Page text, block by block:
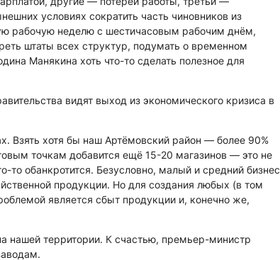
условиях сократить часть чиновников из
рабочую неделю с шестичасовым рабочим днём,
штаты всех структур, подумать о временном
Манякина хоть что-то сделать полезное для
видят выход из экономического кризиса в
Взять хотя бы наш Артёмовский район — более 90%
точкам добавится ещё 15-20 магазинов — это не
то обанкротится. Безусловно, малый и средний бизнес
продукции. Но для создания любых (в том
является сбыт продукции и, конечно же,
нашей территории. К счастью, премьер-министр